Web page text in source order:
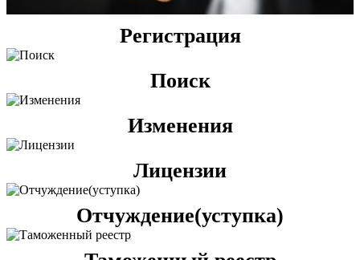
Регистрация
Поиск
Изменения
Лицензии
Отчуждение(уступка)